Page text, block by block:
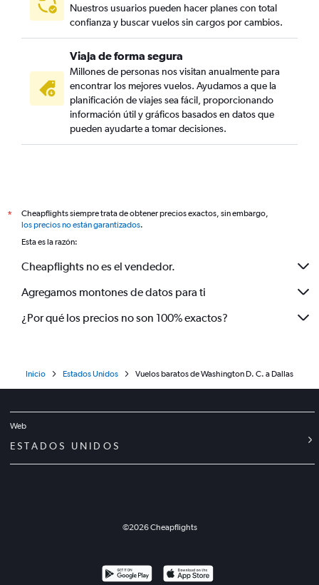
Nuestros usuarios pueden hacer planes con total
confianza y buscar vuelos sin cargos por cambios.
Viaja de forma segura
Millones de personas nos visitan anualmente para
encontrar los mejores vuelos. Ayudamos a que la
planificación de viajes sea fácil, proporcionando
información útil y gráficos basados en datos que
pueden ayudarte a tomar decisiones.
*
Cheapflights siempre trata de obtener precios exactos, sin embargo,
los precios no están garantizados.
Esta es la razón:
Cheapflights no es el vendedor.
Agregamos montones de datos para ti
¿Por qué los precios no son 100% exactos?
Inicio Estados Unidos Vuelos baratos de Washington D. C. a Dallas
Web
ESTADOS UNIDOS
©2026Cheapflights